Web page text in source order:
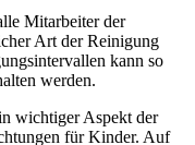
Mitarbeiter der
Art der Reinigung
kann so
werden.
wichtiger Aspekt der
für Kinder. Auf